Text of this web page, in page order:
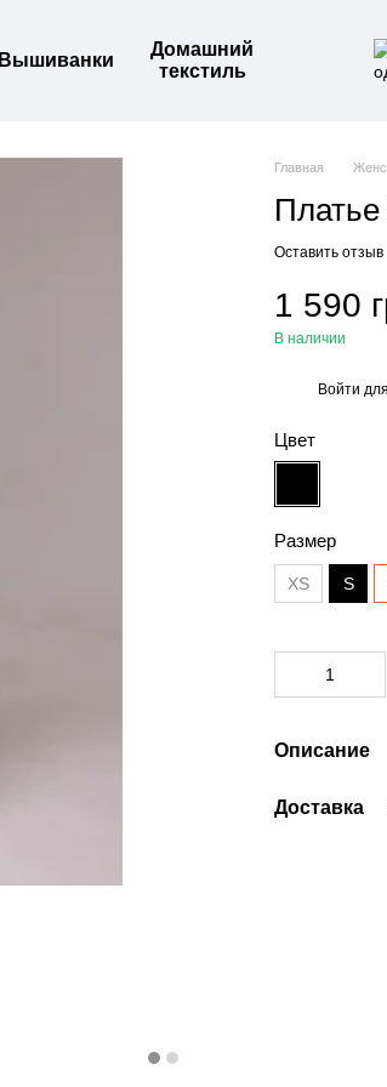
Вышиванки
Домашний
текстиль
Главная
Оставить отзыв
1 590
В наличии
Войти
Цвет
Размер
XS S
Описание
Доставка